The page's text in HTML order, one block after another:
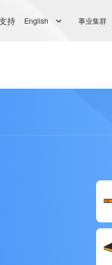
持 English 事业集群